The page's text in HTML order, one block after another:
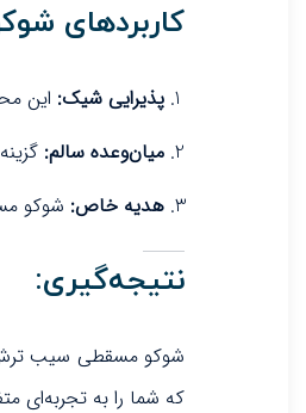
کاربردهای
پذیرایی شیک: این
میان‌وعده سالم:
هدیه خاص: شوکو
نتیجه‌گیری:
که شما را به تجربه‌ای